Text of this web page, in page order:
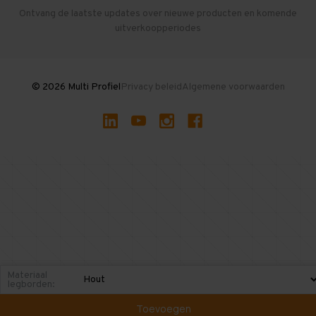
Gebruikte entresolvloeren
Ontvang de laatste updates over nieuwe producten en komende
uitverkoopperiodes
© 2026 Multi ProfielPrivacy beleidAlgemene voorwaarden
Materiaal
legborden:
Toevoegen